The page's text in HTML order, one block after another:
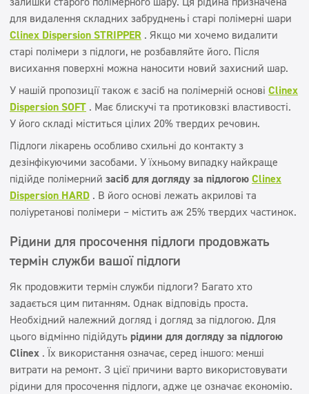
для видалення складних забрудненьі старі полімерні шари
Clinex Dispersion STRIPPER . Якщо ми хочемо видалити
старі полімери з підлоги, не розбавляйте його. Після
висихання поверхні можна наносити новий захисний шар.
У нашій пропозиції також є засіб на полімерній основі Clinex
Dispersion SOFT . Має блискучі та протиковзкі властивості.
У його складі міститься цілих 20% твердих речовин.
Підлоги лікарень особливо схильні до контакту з
дезінфікуючими засобами. У їхньому випадку найкраще
підійде полімерний засіб для догляду за підлогоюClinex
Dispersion HARD . В його основі лежать акрилові та
поліуретанові полімери – містить аж 25% твердих частинок.
Рідини для просочення підлоги продовжать
термін служби вашої підлоги
Як продовжити термін служби підлоги? Багато хто
задається цим питанням. Однак відповідь проста.
Необхідний належний догляд і догляд за підлогою. Для
цього відмінно підійдутьрідини для догляду за підлогою
Clinex . Їх використання означає, серед іншого: менші
витрати на ремонт. З цієї причини варто використовувати
рідини для просочення підлоги, адже це означає економію.